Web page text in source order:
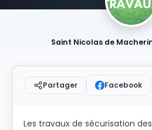
Saint Nicolas de
Partager Facebook
Les travaux de sécurisation